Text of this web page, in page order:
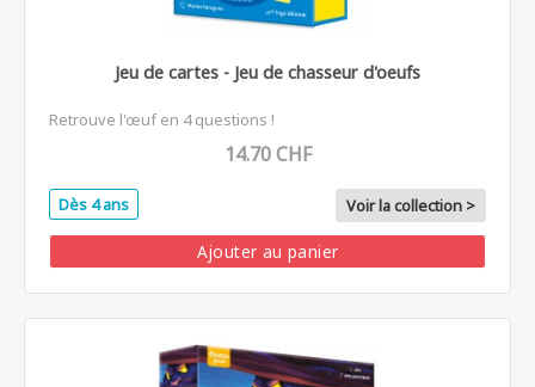
Jeu de cartes - Jeu de chasseur d'oeufs
Retrouve l'œuf en 4 questions !
14.70 CHF
Dès 4 ans Voir la collection >
Ajouter au panier